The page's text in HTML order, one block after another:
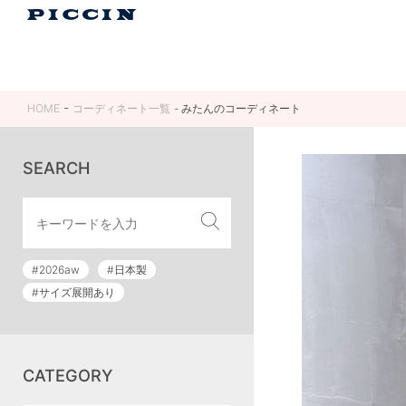
HOME コーディネート一覧 みたんのコーディネート
SEARCH
#2026aw
#日本製
#サイズ展開あり
CATEGORY